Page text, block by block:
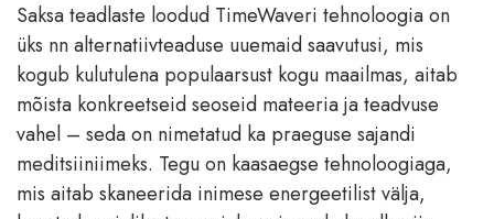
Saksa teadlaste loodud TimeWaveri tehnoloogia on
üks nn alternatiivteaduse uuemaid saavutusi, mis
kogub kulutulena populaarsust kogu maailmas, aitab
mõista konkreetseid seoseid mateeria ja teadvuse
vahel – seda on nimetatud ka praeguse sajandi
meditsiiniimeks. Tegu on kaasaegse tehnoloogiaga,
mis aitab skaneerida inimese energeetilist välja,